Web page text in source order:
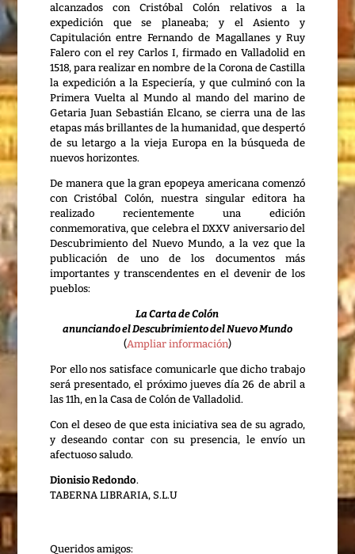
alcanzados con Cristóbal Colón relativos a la
expedición que se planeaba; y el Asiento y
Capitulación entre Fernando de Magallanes y Ruy
Falero con el rey Carlos I, firmado en Valladolid en
1518, para realizar en nombre de la Corona de Castilla
la expedición a la Especiería, y que culminó con la
Primera Vuelta al Mundo al mando del marino de
Getaria Juan Sebastián Elcano, se cierra una de las
etapas más brillantes de la humanidad, que despertó
de su letargo a la vieja Europa en la búsqueda de
nuevos horizontes.
De manera que la gran epopeya americana comenzó
con Cristóbal Colón, nuestra singular editora ha
realizado recientemente una edición
conmemorativa, que celebra el DXXV aniversario del
Descubrimiento del Nuevo Mundo, a la vez que la
publicación de uno de los documentos más
importantes y transcendentes en el devenir de los
pueblos:
La Carta de Colón
anunciando el Descubrimiento del Nuevo Mundo
(Ampliar información)
Por ello nos satisface comunicarle que dicho trabajo
será presentado, el próximo jueves día 26 de abril a
las 11h, en la Casa de Colón de Valladolid.
Con el deseo de que esta iniciativa sea de su agrado,
y deseando contar con su presencia, le envío un
afectuoso saludo.
Dionisio Redondo.
TABERNA LIBRARIA, S.L.U
Queridos amigos: